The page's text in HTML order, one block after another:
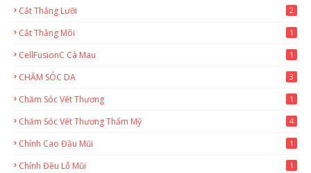
Cắt Thắng Lưỡi 2
Cắt Thắng Môi 1
CellFusionC Cà Mau 1
CHĂM SÓC DA 3
Chăm Sóc Vết Thương 1
Chăm Sóc Vết Thương Thẩm Mỹ 4
Chỉnh Cao Đầu Mũi 1
Chỉnh Đều Lỗ Mũi 1